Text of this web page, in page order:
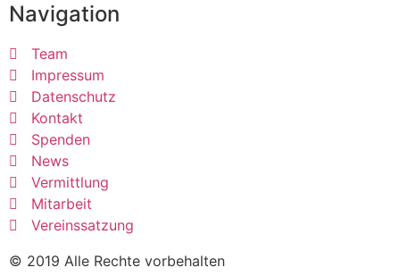
Navigation
Team
Impressum
Datenschutz
Kontakt
Spenden
News
Vermittlung
Mitarbeit
Vereinssatzung
© 2019 Alle Rechte vorbehalten